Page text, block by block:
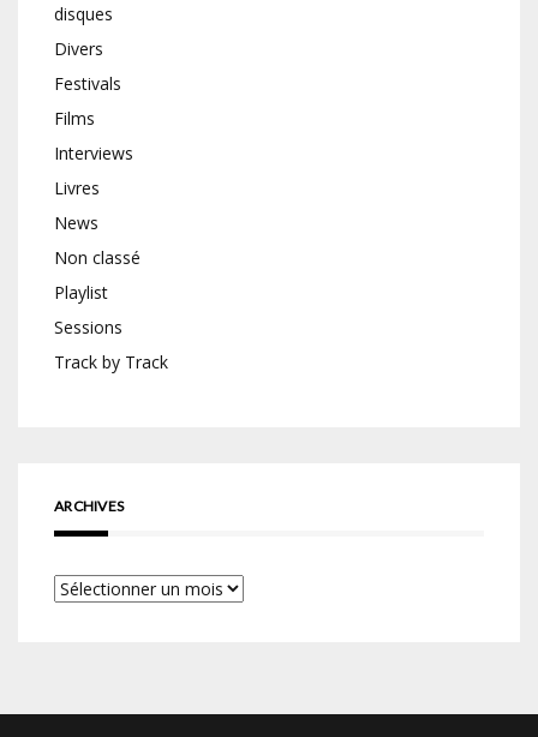
disques
Divers
Festivals
Films
Interviews
Livres
News
Non classé
Playlist
Sessions
Track by Track
ARCHIVES
Archives